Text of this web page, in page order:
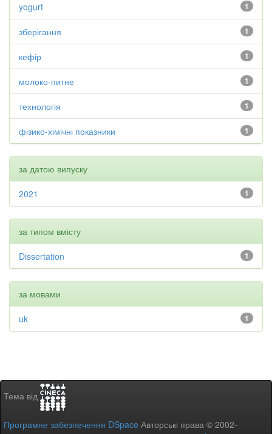
1
yogurt
1
зберігання
1
кефір
1
молоко-питне
1
технологія
1
фізико-хімічні показники
за датою випуску
1
2021
за типом вмісту
1
Dissertation
за мовами
1
uk
Тема від
Програмне забезпечення DSpace Авторські права © 2002-